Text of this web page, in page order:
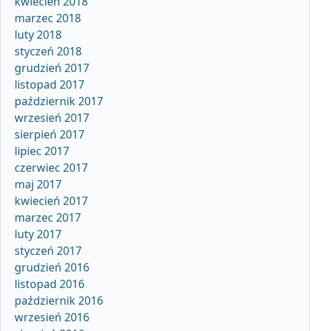
marzec 2018
luty 2018
styczeń 2018
grudzień 2017
listopad 2017
październik 2017
wrzesień 2017
sierpień 2017
lipiec 2017
czerwiec 2017
maj 2017
kwiecień 2017
marzec 2017
luty 2017
styczeń 2017
grudzień 2016
listopad 2016
październik 2016
wrzesień 2016